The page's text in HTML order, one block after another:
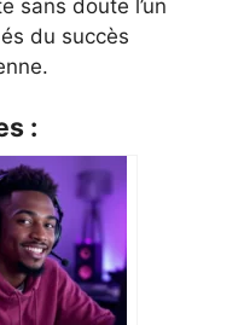
sans doute l’un
du succès
: